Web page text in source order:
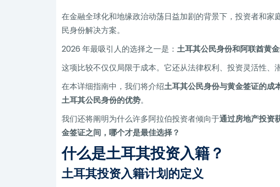
在金融全球化和地缘政治动荡日益加剧的背景下，投资者和
民身份解决方案。
2026 年最吸引人的选择之一是：土耳其公民身份和阿联酋黄
这项比较不仅仅局限于成本。它还从法律权利、投资灵活性、
在本详细指南中，我们将介绍土耳其公民身份与黄金签证的成
土耳其公民身份的优势。
我们还将阐明为什么许多阿拉伯投资者倾向于通过房地产投资
金签证之间，哪个才是最佳选择？
什么是土耳其投资入籍？
土耳其投资入籍计划的定义